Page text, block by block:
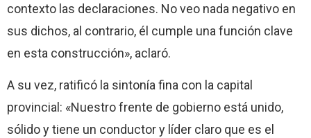
contexto las declaraciones. No veo nada negativo en
sus dichos, al contrario, él cumple una función clave
en esta construcción», aclaró.
A su vez, ratificó la sintonía fina con la capital
provincial: «Nuestro frente de gobierno está unido,
sólido y tiene un conductor y líder claro que es el